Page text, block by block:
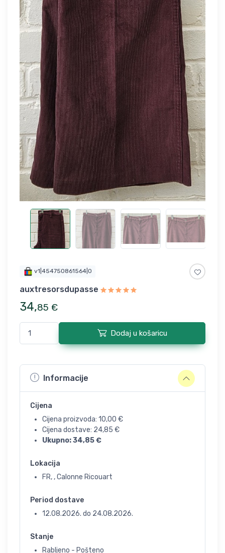
v1|454750861564|0
auxtresorsdupasse
34,85 €
Dodaj u košaricu
Informacije
Cijena
Cijena proizvoda: 10,00 €
Cijena dostave: 24,85 €
Ukupno:34,85€
Lokacija
FR, , Calonne Ricouart
Period dostave
12.08.2026. do 24.08.2026.
Stanje
Rabljeno - Pošteno